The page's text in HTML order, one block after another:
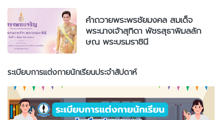
คำถวายพระพรชัยมงคล สมเด็จ
พระนางเจ้าสุทิดา พัชรสุธาพิมลลัก
ษณ พระบรมราชินี
ระเบียบการแต่งกายนักเรียนประจำสัปดาห์